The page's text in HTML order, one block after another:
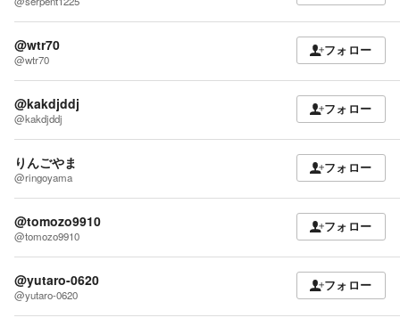
@wtr70
@wtr70
フォロー
@kakdjddj
@kakdjddj
フォロー
りんごやま
@ringoyama
フォロー
@tomozo9910
@tomozo9910
フォロー
@yutaro-0620
@yutaro-0620
フォロー